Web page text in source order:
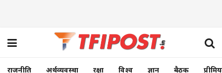
राजनीति अर्थव्यवस्था रक्षा विश्व ज्ञान बैठक